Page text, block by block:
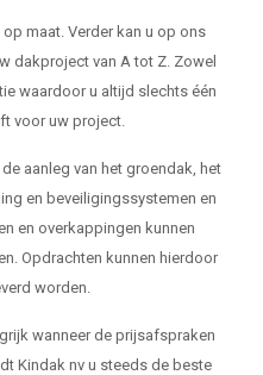
maat. Verder kan u op ons
dakproject van A tot Z. Zowel
waardoor u altijd slechts één
voor uw project.
aanleg van het groendak, het
en beveiligingssystemen en
en overkappingen kunnen
Opdrachten kunnen hierdoor
worden.
wanneer de prijsafspraken
Kindak nv u steeds de beste